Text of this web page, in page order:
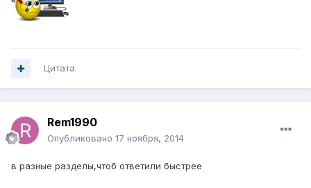
Цитата
Rem1990
Опубликовано 17 ноября, 2014
в разные разделы,чтоб ответили быстрее